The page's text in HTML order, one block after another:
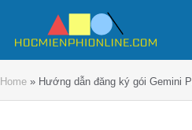
Home » Hướng dẫn đăng ký gói Gemini